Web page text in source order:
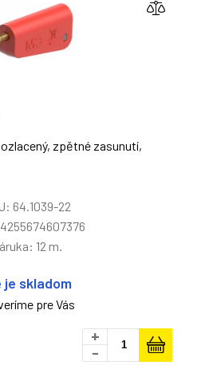
zpětné zasunutí,
64.1039-22
12 m.
je skladom
pre Vás
+
-